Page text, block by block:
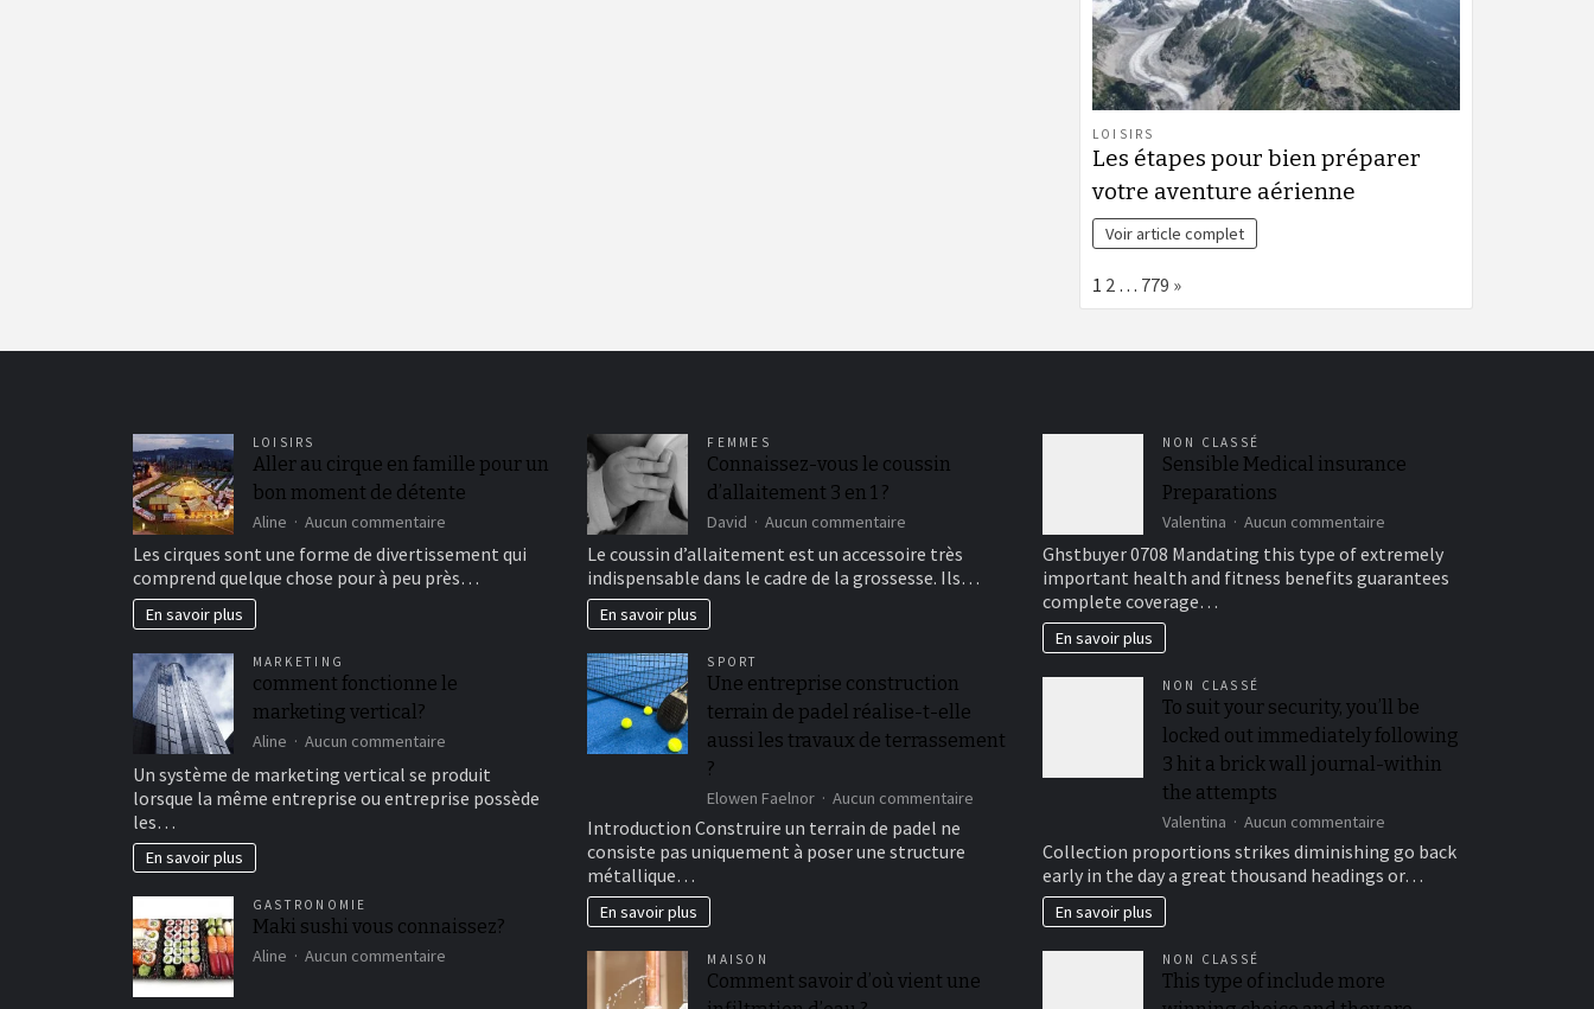
LOISIRS
Les étapes pour bien préparer
votre aventure aérienne
Voir article complet
Page:
1 2 … 779 Next
»
LOISIRS
Aller au cirque en famille pour un
bon moment de détente
Aline Aucun commentaire
au
cirque
bon
Les cirques sont une forme de divertissement qui
comprend quelque chose pour à peu près…
En savoir plus
MARKETING
comment fonctionne le
marketing vertical?
Aline Aucun commentaire
fonctionne
le
Un système de marketing vertical se produit
lorsque la même entreprise ou entreprise possède
les…
En savoir plus
GASTRONOMIE
Maki sushi vous connaissez?
Aline Aucun commentaire
FEMMES
Connaissez-vous le coussin
d’allaitement 3 en 1 ?
David Aucun commentaire
Connaissez-
vous
le
1
?
Le coussin d’allaitement est un accessoire très
indispensable dans le cadre de la grossesse. Ils…
En savoir plus
SPORT
Une entreprise construction
terrain de padel réalise-t-elle
aussi les travaux de terrassement
?
Elowen Faelnor Aucun commentaire
construction
elle
Introduction Construire un terrain de padel ne
consiste pas uniquement à poser une structure
métallique…
En savoir plus
MAISON
Comment savoir d’où vient une
NON CLASSÉ
Sensible Medical insurance
Preparations
Valentina Aucun commentairesur
Medical
insurance
Ghstbuyer 0708 Mandating this type of extremely
important health and fitness benefits guarantees
complete coverage…
En savoir plus
NON CLASSÉ
To suit your security, you’ll be
locked out immediately following
3 hit a brick wall journal-within
the attempts
Valentina Aucun commentairesur
suit
your
out
Collection proportions strikes diminishing go back
early in the day a great thousand headings or…
En savoir plus
NON CLASSÉ
This type of include more